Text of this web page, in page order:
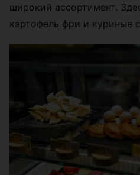
широкий ассортимент.
картофель фри и куриные